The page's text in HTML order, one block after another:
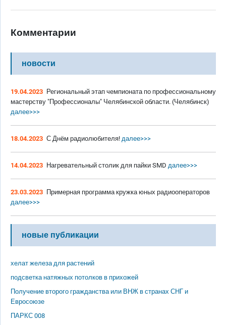
Комментарии
новости
19.04.2023 Региональный этап чемпионата по профессиональному
мастерству "Профессионалы" Челябинской области. (Челябинск)
далее>>>
18.04.2023 С Днём радиолюбителя! далее>>>
14.04.2023 Нагревательный столик для пайки SMD далее>>>
23.03.2023 Примерная программа кружка юных радиооператоров
далее>>>
новые публикации
хелат железа для растений
подсветка натяжных потолков в прихожей
Получение второго гражданства или ВНЖ в странах СНГ и
Евросоюзе
ПАРКС 008